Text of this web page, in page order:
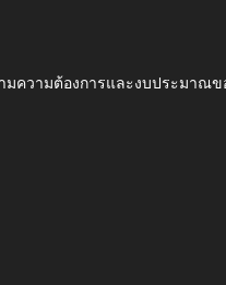
มความต้องการและงบประมาณ